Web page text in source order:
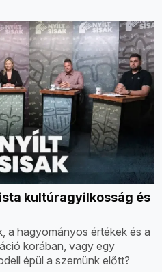
kultúragyilkosság és
a hagyományos értékek és a
korában, vagy egy
épül a szemünk előtt?